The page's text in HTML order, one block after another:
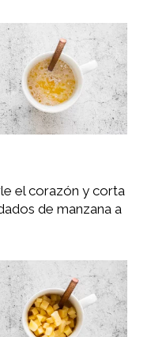
el corazón y corta
de manzana a